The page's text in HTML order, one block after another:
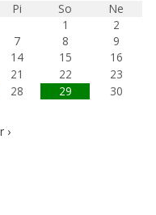
Pi So
Ne
1
2
7 8
9
14 15
16
21 22
23
28 29
30
›